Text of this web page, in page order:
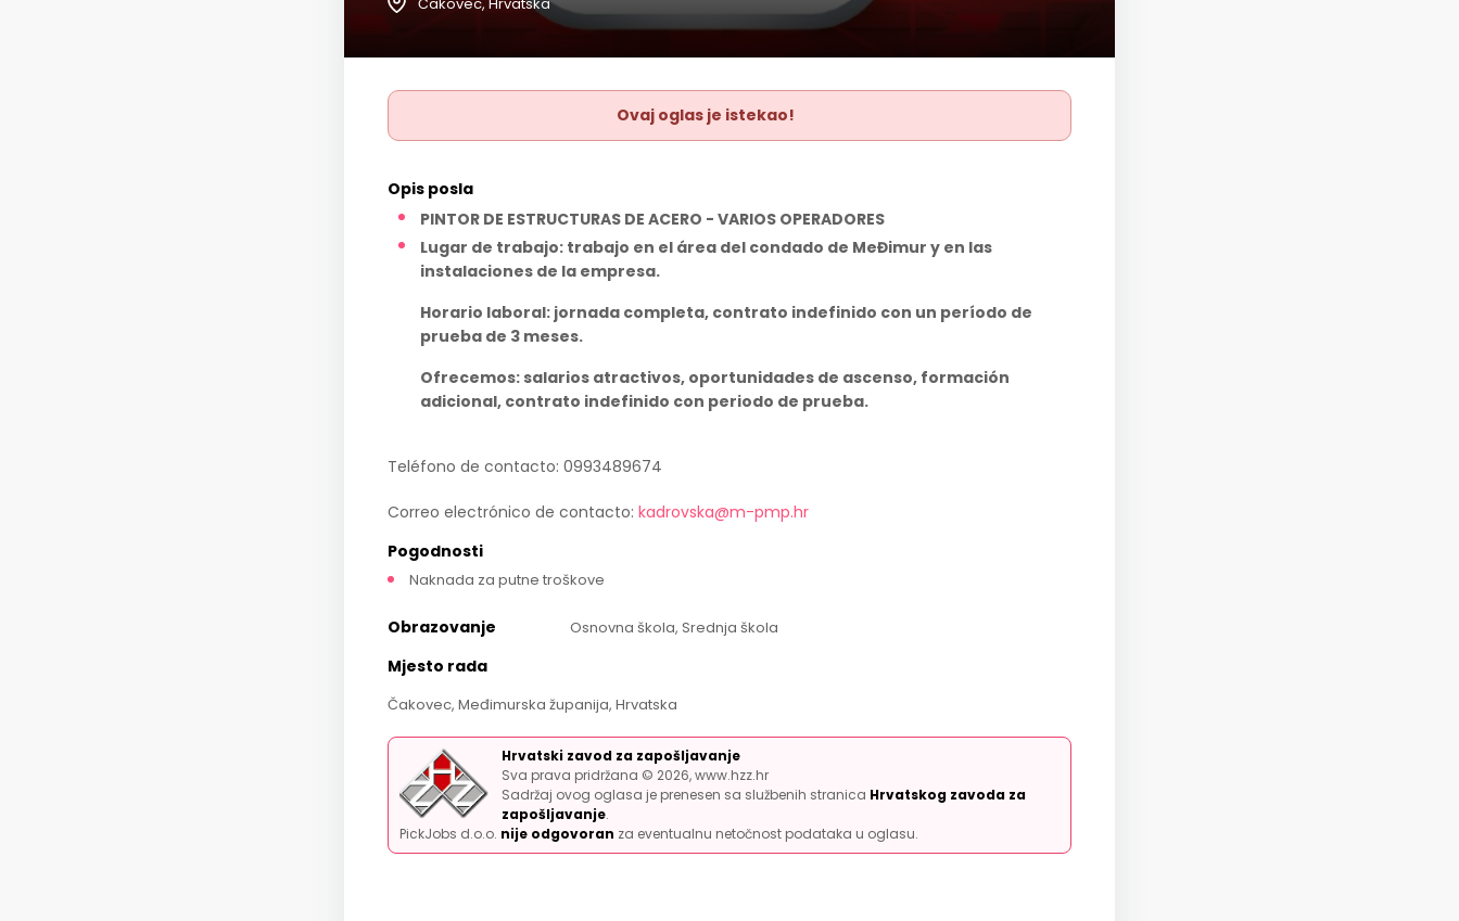
Ovaj oglas je istekao!
Opis posla
PINTOR DE ESTRUCTURAS DE ACERO - VARIOS OPERADORES
Lugar de trabajo: trabajo en el área del condado de MeĐimur y en las
instalaciones de la empresa.
Horario laboral: jornada completa, contrato indefinido con un período de
prueba de 3 meses.
Ofrecemos: salarios atractivos, oportunidades de ascenso, formación
adicional, contrato indefinido con periodo de prueba.
Teléfono de contacto: 0993489674
Correo electrónico de contacto: kadrovska@m-pmp.hr
Pogodnosti
Naknada za putne troškove
Obrazovanje Osnovna škola, Srednja škola
Mjesto rada
Čakovec, Međimurska županija, Hrvatska
Hrvatski zavod za zapošljavanje
Sva prava pridržana © 2026, www.hzz.hr
Sadržaj ovog oglasa je prenesen sa službenih stranica Hrvatskog zavoda za
zapošljavanje.
PickJobs d.o.o. nije odgovoran za eventualnu netočnost podataka u oglasu.